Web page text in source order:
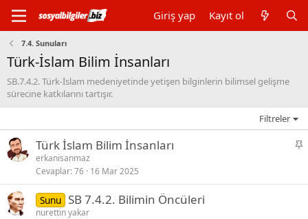
Giriş yap Kayıt ol
7.4. Sunuları
Türk-İslam Bilim İnsanları
SB.7.4.2. Türk-İslam medeniyetinde yetişen bilginlerin bilimsel gelişme
sürecine katkılarını tartışır.
Filtreler
S
i
Türk İslam Bilim İnsanları
erkanisanmaz
Cevaplar 76 16 Mar 2025
Sunu SB 7.4.2. Bilimin Öncüleri
nurettin yakar